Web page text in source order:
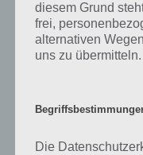
Was ist 94%? In der App
einer Aussage die
am häufigsten genannt
Level freischalten.
wurde die App
und iTunes App Store.
diesem Grund
frei,
alternativen
uns zu übermitteln.
Die